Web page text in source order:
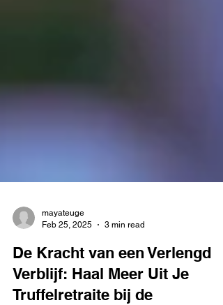
Feb 25, 2025
3 min read
De Kracht van een Verlengd